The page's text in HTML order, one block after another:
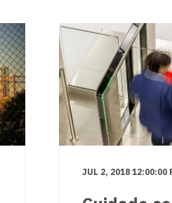
JUL 2, 2018 12:00:00